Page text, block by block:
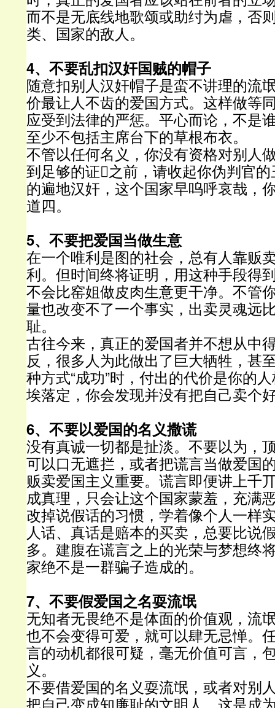
而不是无底线地歌颂或助纣为虐，否
类、国家的敌人。
4、不要乱扣汉奸国贼的帽子
随意扣别人汉奸帽子是蛮不讲理的流
价最让人不齿的爱国方式。这样做等
应受到法律的严惩。平心而论，不是
至少不包括主席台下的草根布衣。
不管以任何名义，你没有资格对别人
到足够的证之前，请收起你伪判官
的遍地汉奸，这个国家早呜呼哀哉，
道四。
5、不要把爱国当做生意
在一个唯利是图的社会，总有人靠贩
利。但时间终将证明，用这种手段得
不会比窑姐做皮肉生意更干净。不管
量也改变不了一个事实，出卖灵魂远
耻。
古往今来，真正的爱国者并不想从中
反，很多人为此做出了巨大牺牲，甚
种方式“成功”时，付出的代价是你的
埃落定，你会发现并没有把自己卖个
6、不要以爱国的名义撒谎
没有真诚一切都是扯淡。不要以为，
可以口无遮拦，或者把谎言当做爱国
贩卖爱国主义重要。谎言即便讲上千
成真理，只会让这个国家蒙羞，充满
改掉说假话的习惯，学着像个人一样
人话、真话是赔本的买卖，总要比说
多。建腹在谎言之上的光荣与梦想终
家绝不是一群骗子造成的。
7、不要假爱国之名耍流氓
无知者无畏绝不是体面的价值观，流
也不会变得可爱，就可以肆无忌惮。
言的动机都很可疑，毫无价值可言，
义。
不要借爱国的名义耍流氓，或者对别
把自己变成知廉耻的文明人，这是成